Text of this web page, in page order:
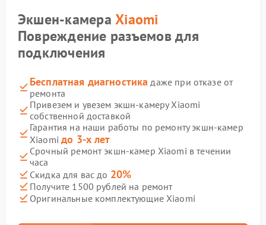
Экшен-камераXiaomi
Повреждение разъемов для
подключения
Бесплатная диагностика даже при отказе от
ремонта
Привезем и увезем экшн-камеру Xiaomi
собственной доставкой
Гарантия на наши работы по ремонту экшн-камер
Xiaomiдо 3-х лет
Срочный ремонт экшн-камер Xiaomi в течении
часа
Скидка для вас до 20%
Получите 1500 рублей на ремонт
Оригинальные комплектующие Xiaomi